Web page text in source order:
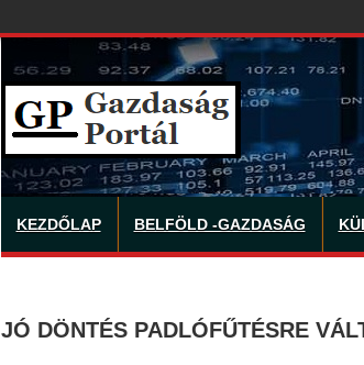
KEZDŐLAP BELFÖLD -GAZDASÁG
JÓ DÖNTÉS PADLÓFŰTÉSRE